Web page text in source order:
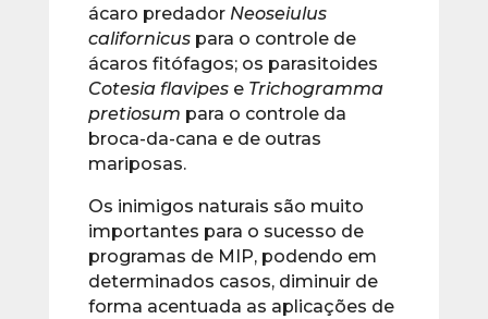
ácaro predador Neoseiulus
californicuspara o controle de
ácaros fitófagos; os parasitoides
Cotesia flavipes e Trichogramma
pretiosum para o controle da
broca-da-cana e de outras
mariposas.
Os inimigos naturais são muito
importantes para o sucesso de
programas de MIP, podendo em
determinados casos, diminuir de
forma acentuada as aplicações de